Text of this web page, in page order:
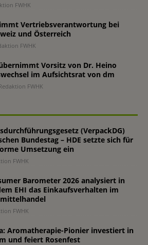
FWHK
Vertriebsverantwortung bei
und Österreich
FWHK
Vorsitz von Dr. Heino
im Aufsichtsrat von dm
FWHK
(VerpackDG)
Bundestag – HDE setzte sich für
Umsetzung ein
FWHK
Barometer 2026 analysiert in
EHI das Einkaufsverhalten im
FWHK
Aromatherapie-Pionier investiert in
und feiert Rosenfest